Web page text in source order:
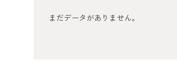
まだデータがありません。